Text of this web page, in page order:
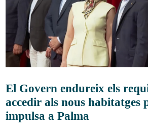
El Govern endureix els
accedir als nous habitatges
impulsa a Palma